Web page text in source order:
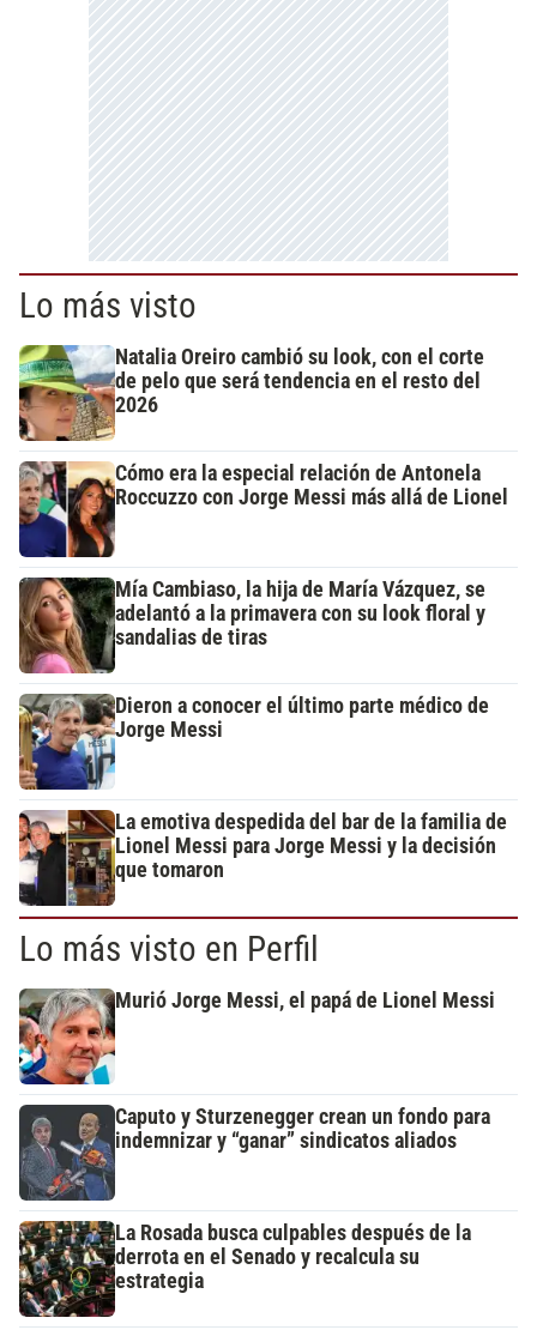
Lo más visto
Natalia Oreiro cambió su look, con el corte
de pelo que será tendencia en el resto del
2026
Cómo era la especial relación de Antonela
Roccuzzo con Jorge Messi más allá de Lionel
Mía Cambiaso, la hija de María Vázquez, se
adelantó a la primavera con su look floral y
sandalias de tiras
Dieron a conocer el último parte médico de
Jorge Messi
La emotiva despedida del bar de la familia de
Lionel Messi para Jorge Messi y la decisión
que tomaron
Lo más visto en Perfil
Murió Jorge Messi, el papá de Lionel Messi
Caputo y Sturzenegger crean un fondo para
indemnizar y “ganar” sindicatos aliados
La Rosada busca culpables después de la
derrota en el Senado y recalcula su
estrategia